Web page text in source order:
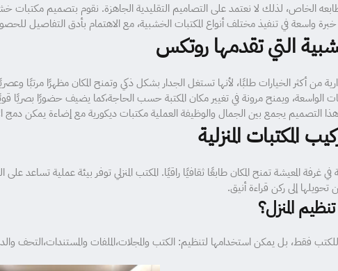
الخاص، لذلك لا نعتمد على التصاميم التقليدية الجاهزة. نقوم بتصميم مكتبات
خبرة واسعة في تنفيذ مختلف أنواع المكتبات الخشبية، مع الاهتمام بأدق التفاصيل
التي تقدمها روتكس
من أكثر الخيارات طلبًا، لأنها تستغل الجدار بشكل ذكي وتمنح المكان مظهرًا مرتبًا
الواسعة، ويمنح مرونة في تغيير مكان المكتبة حسب الحاجة،كما يضيف حضورًا
هذا التصميم يجمع بين الجمال والوظيفة العملية مكتبات ديكورية مع إضاءة يمكن دمج
المكتبات المنزلية
غرفة المعيشة تمنح المكان طابعًا ثقافيًا راقيًا. المكتب المنزلي توفر بيئة عملية
تحويلها إلى ركن قراءة أنيق.
المنزل؟
فقط، بل يمكن استخدامها لتنظيم: الكتب والمجلات،الملفات والمستندات،التحف